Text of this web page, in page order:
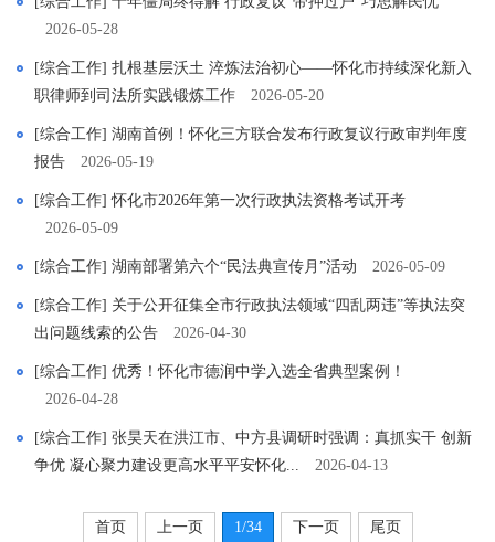
2026-05-28
[综合工作] 扎根基层沃土 淬炼法治初心——怀化市持续深化新入
职律师到司法所实践锻炼工作
2026-05-20
[综合工作] 湖南首例！怀化三方联合发布行政复议行政审判年度
报告
2026-05-19
[综合工作] 怀化市2026年第一次行政执法资格考试开考
2026-05-09
[综合工作] 湖南部署第六个“民法典宣传月”活动 2026-05-09
[综合工作] 关于公开征集全市行政执法领域“四乱两违”等执法突
出问题线索的公告
2026-04-30
[综合工作] 优秀！怀化市德润中学入选全省典型案例！
2026-04-28
[综合工作] 张昊天在洪江市、中方县调研时强调：真抓实干 创新
争优 凝心聚力建设更高水平平安怀化...
2026-04-13
首页 上一页 1/34 下一页 尾页